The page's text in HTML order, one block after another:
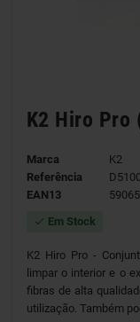
K2 Hiro Pro
Marca
K2
Referência
EAN13
check Em Stock
K2 Hiro Pro -
limpar o interior e o
fibras de alta
utilização. Também